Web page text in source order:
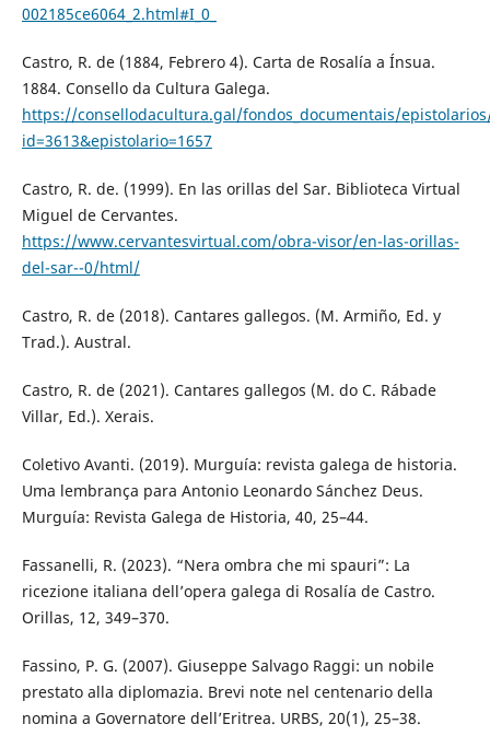
002185ce6064_2.html#I_0_
Castro, R. de (1884, Febrero 4). Carta de Rosalía a Ínsua.
1884. Consello da Cultura Galega.
https://consellodacultura.gal/fondos_documentais/
id=3613&epistolario=1657
Castro, R. de. (1999). En las orillas del Sar. Biblioteca Virtual
Miguel de Cervantes.
https://www.cervantesvirtual.com/obra-visor/en-las-orillas-
del-sar--0/html/
Castro, R. de (2018). Cantares gallegos. (M. Armiño, Ed. y
Trad.). Austral.
Castro, R. de (2021). Cantares gallegos (M. do C. Rábade
Villar, Ed.). Xerais.
Coletivo Avanti. (2019). Murguía: revista galega de historia.
Uma lembrança para Antonio Leonardo Sánchez Deus.
Murguía: Revista Galega de Historia, 40, 25–44.
Fassanelli, R. (2023). “Nera ombra che mi spauri”: La
ricezione italiana dell’opera galega di Rosalía de Castro.
Orillas, 12, 349–370.
Fassino, P. G. (2007). Giuseppe Salvago Raggi: un nobile
prestato alla diplomazia. Brevi note nel centenario della
nomina a Governatore dell’Eritrea. URBS, 20(1), 25–38.